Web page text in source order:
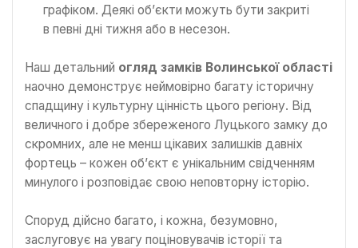
графіком. Деякі об’єкти можуть бути закриті
в певні дні тижня або в несезон.
Наш детальний огляд замків Волинської області
наочно демонструє неймовірно багату історичну
спадщину і культурну цінність цього регіону. Від
величного і добре збереженого Луцького замку до
скромних, але не менш цікавих залишків давніх
фортець – кожен об’єкт є унікальним свідченням
минулого і розповідає свою неповторну історію.
Споруд дійсно багато, і кожна, безумовно,
заслуговує на увагу поціновувачів історії та